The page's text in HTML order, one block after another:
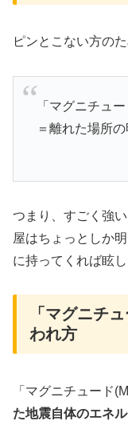
ピンとこない方の
「マグニチュ
＝離れた場所の
つまり、すごく強
屋はちょっとしか
に持ってくれば眩し
「マグニチ
われ方
「マグニチュード
た地震自体のエネ